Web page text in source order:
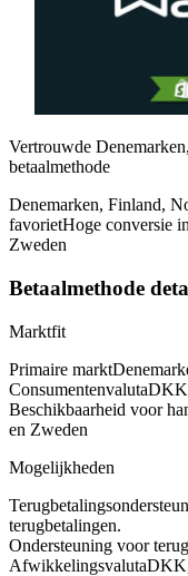
Vertrouwde
betaalmethode
Denemarken, Finland,
favorietHoge conversie
Zweden
Betaalmethode
Marktfit
Primaire markt
Consumentenvaluta
Beschikbaarheid voor
en Zweden
Mogelijkheden
terugbetalingen.
Ondersteuning voor
Afwikkelingsvaluta